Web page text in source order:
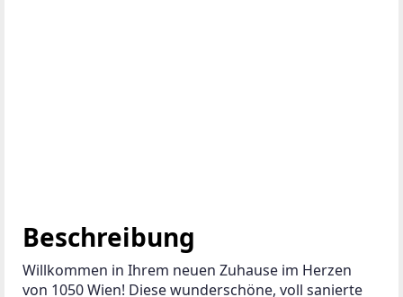
Beschreibung
Willkommen in Ihrem neuen Zuhause im Herzen
von 1050 Wien! Diese wunderschöne, voll sanierte